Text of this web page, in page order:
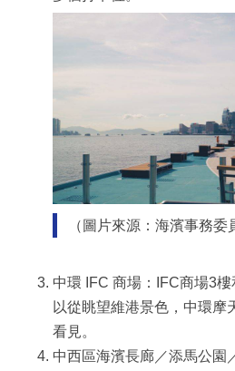
（圖片來源：海濱事務委
中環 IFC 商場：IFC商場3
以從眺望維港景色，中環摩
看見。
中西區海濱長廊／添馬公園